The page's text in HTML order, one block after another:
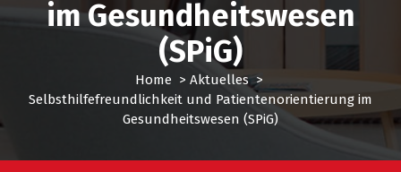
im Gesundheitswesen
(SPiG)
Home> Aktuelles>
Selbsthilfefreundlichkeit und Patientenorientierung im
Gesundheitswesen (SPiG)